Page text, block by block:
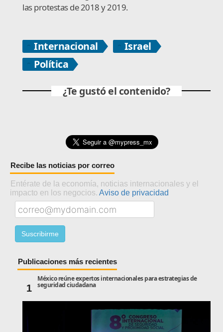
las protestas de 2018 y 2019.
Internacional
Israel
Política
¿Te gustó el contenido?
Recibe las noticias por correo
Entérate de la economía, noticias internacionales y el
impacto en los negocios. Aviso de privacidad
Publicaciones más recientes
1
México reúne expertos internacionales para estrategias de
seguridad ciudadana